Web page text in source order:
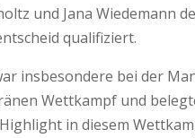
und Jana Wiedemann
qualifiziert.
insbesondere bei der
Wettkampf und
in diesem